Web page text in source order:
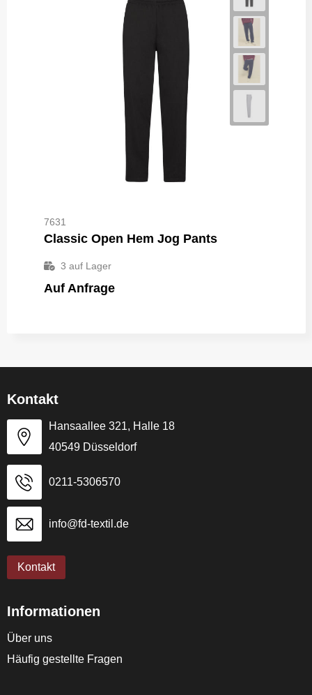
7631
Classic Open Hem Jog Pants
3 auf Lager
Auf Anfrage
Kontakt
Hansaallee 321, Halle 18
40549 Düsseldorf
0211-5306570
info@fd-textil.de
Kontakt
Informationen
Über uns
Häufig gestellte Fragen